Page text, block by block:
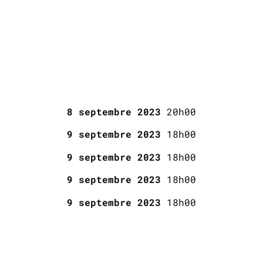
8 septembre 2023 20h00
9 septembre 2023 18h00
9 septembre 2023 18h00
9 septembre 2023 18h00
9 septembre 2023 18h00